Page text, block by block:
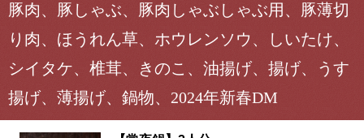
豚肉、豚しゃぶ、豚肉しゃぶしゃぶ用、豚薄切
り肉、ほうれん草、ホウレンソウ、しいたけ、
シイタケ、椎茸、きのこ、油揚げ、揚げ、うす
揚げ、薄揚げ、鍋物、2024年新春DM